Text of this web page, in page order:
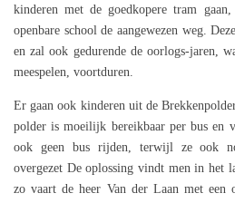
kinderen met de goedkopere tram
openbare school de aangewezen weg.
en zal ook gedurende de oorlogs-jaren,
meespelen, voortduren.
Er gaan ook kinderen uit de
polder is moeilijk bereikbaar per bus en
ook geen bus rijden, terwijl ze ook
overgezet De oplossing vindt men in het
zo vaart de heer Van der Laan met een